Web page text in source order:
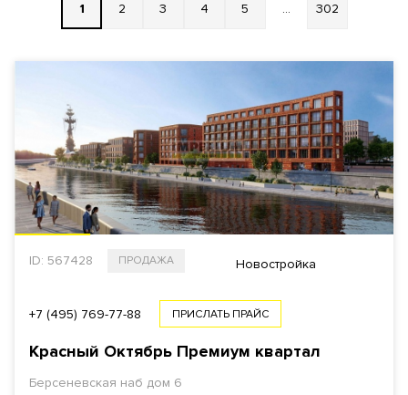
РАЙОН
ВЫБРАТЬ НА КАРТЕ
СТОИМОСТЬ
Общая За 1 м²
₽ $ € ₿
ПЛОЩАДЬ
1 2 3 4 5 ... 302
ID: 567428 ПРОДАЖА Новостройка
+7 (495) 769-77-88 ПРИСЛАТЬ ПРАЙС
Красный Октябрь Премиум квартал
Берсеневская наб дом 6